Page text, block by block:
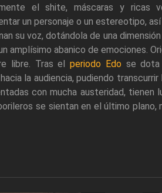
el shite, máscaras y ricas
un personaje o un estereotipo,
su voz, dotándola de una
amplísimo abanico de emociones.
libre. Tras elperiodo Edo se dota
la audiencia, pudiendo
con mucha austeridad,
se sientan en el último plano,